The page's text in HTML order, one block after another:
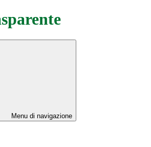
Menu di navigazione